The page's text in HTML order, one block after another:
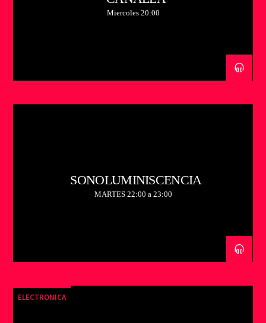
Miercoles 20:00
SONOLUMINISCENCIA
MARTES 22:00 a 23:00
ELECTRONICA